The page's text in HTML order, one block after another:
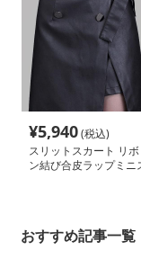
¥5,940(税込)
スリットスカート リボ
ン結び合皮ラップミニ
おすすめ記事一覧